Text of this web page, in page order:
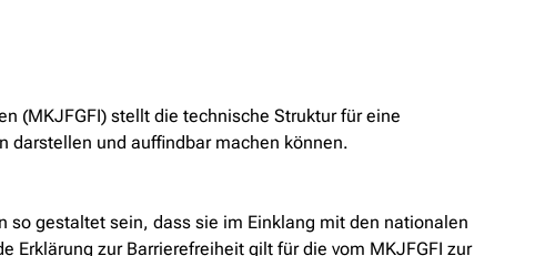
(MKJFGFI) stellt die technische Struktur für eine
darstellen und auffindbar machen können.
so gestaltet sein, dass sie im Einklang mit den nationalen
Erklärung zur Barrierefreiheit gilt für die vom MKJFGFI zur